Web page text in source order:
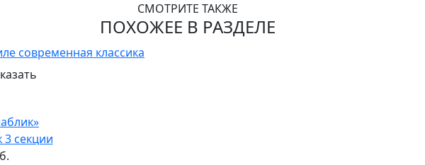
СМОТРИТЕ ТАКЖЕ
ПОХОЖЕЕ В РАЗДЕЛЕ
секции